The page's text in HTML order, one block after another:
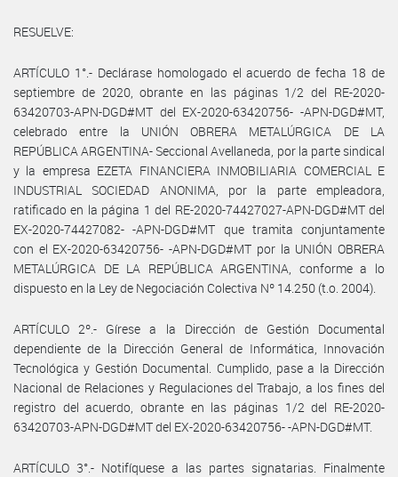
RESUELVE:
ARTÍCULO 1°.- Declárase homologado el acuerdo de fecha 18 de
septiembre de 2020, obrante en las páginas 1/2 del RE-2020-
63420703-APN-DGD#MT del EX-2020-63420756- -APN-DGD#MT,
celebrado entre la UNIÓN OBRERA METALÚRGICA DE LA
REPÚBLICA ARGENTINA- Seccional Avellaneda, por la parte sindical
y la empresa EZETA FINANCIERA INMOBILIARIA COMERCIAL E
INDUSTRIAL SOCIEDAD ANONIMA, por la parte empleadora,
ratificado en la página 1 del RE-2020-74427027-APN-DGD#MT del
EX-2020-74427082- -APN-DGD#MT que tramita conjuntamente
con el EX-2020-63420756- -APN-DGD#MT por la UNIÓN OBRERA
METALÚRGICA DE LA REPÚBLICA ARGENTINA, conforme a lo
dispuesto en la Ley de Negociación Colectiva Nº 14.250 (t.o. 2004).
ARTÍCULO 2º.- Gírese a la Dirección de Gestión Documental
dependiente de la Dirección General de Informática, Innovación
Tecnológica y Gestión Documental. Cumplido, pase a la Dirección
Nacional de Relaciones y Regulaciones del Trabajo, a los fines del
registro del acuerdo, obrante en las páginas 1/2 del RE-2020-
63420703-APN-DGD#MT del EX-2020-63420756- -APN-DGD#MT.
ARTÍCULO 3°.- Notifíquese a las partes signatarias. Finalmente